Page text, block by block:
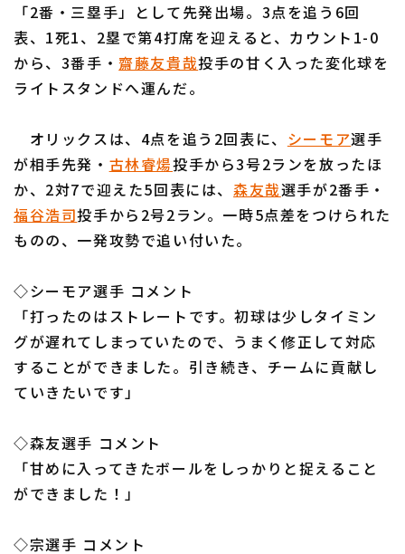
オリックス・バファローズ
福岡ソフトバンクホークス
利用規約 プライバシーポリシー
運営会社（別ウィンドウで開く） よくある質問
「2番・三塁手」として先発出場。3点を追う6回
表、1死1、2塁で第4打席を迎えると、カウント1-0
から、3番手・齋藤友貴哉投手の甘く入った変化球を
ライトスタンドへ運んだ。
オリックスは、4点を追う2回表に、 シーモア選手
が相手先発・ 古林睿煬投手から3号2ランを放ったほ
か、2対7で迎えた5回表には、森友哉選手が2番手・
福谷浩司投手から2号2ラン。一時5点差をつけられた
ものの、一発攻勢で追い付いた。
◇シーモア選手 コメント
「打ったのはストレートです。初球は少しタイミン
グが遅れてしまっていたので、うまく修正して対応
することができました。引き続き、チームに貢献し
ていきたいです」
◇森友選手 コメント
「甘めに入ってきたボールをしっかりと捉えること
ができました！」
◇宗選手 コメント